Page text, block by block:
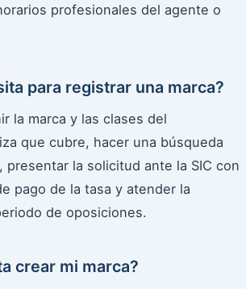
profesionales del agente o
para registrar una marca?
la marca y las clases del
que cubre, hacer una búsqueda
la solicitud ante la SIC con
pago de la tasa y atender la
de oposiciones.
crear mi marca?